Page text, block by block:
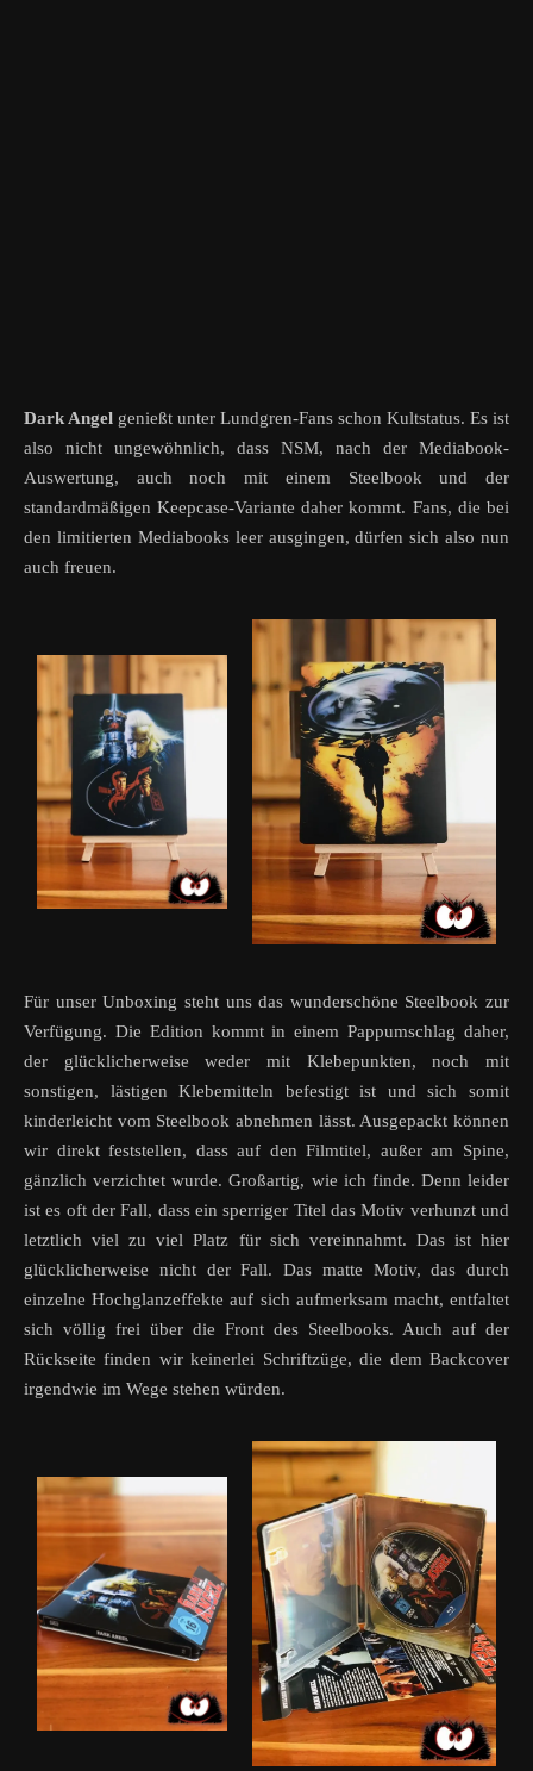
Dark Angel genießt unter Lundgren-Fans schon Kultstatus. Es ist
also nicht ungewöhnlich, dass NSM, nach der Mediabook-
Auswertung, auch noch mit einem Steelbook und der
standardmäßigen Keepcase-Variante daher kommt. Fans, die bei
den limitierten Mediabooks leer ausgingen, dürfen sich also nun
auch freuen.
Für unser Unboxing steht uns das wunderschöne Steelbook zur
Verfügung. Die Edition kommt in einem Pappumschlag daher,
der glücklicherweise weder mit Klebepunkten, noch mit
sonstigen, lästigen Klebemitteln befestigt ist und sich somit
kinderleicht vom Steelbook abnehmen lässt. Ausgepackt können
wir direkt feststellen, dass auf den Filmtitel, außer am Spine,
gänzlich verzichtet wurde. Großartig, wie ich finde. Denn leider
ist es oft der Fall, dass ein sperriger Titel das Motiv verhunzt und
letztlich viel zu viel Platz für sich vereinnahmt. Das ist hier
glücklicherweise nicht der Fall. Das matte Motiv, das durch
einzelne Hochglanzeffekte auf sich aufmerksam macht, entfaltet
sich völlig frei über die Front des Steelbooks. Auch auf der
Rückseite finden wir keinerlei Schriftzüge, die dem Backcover
irgendwie im Wege stehen würden.